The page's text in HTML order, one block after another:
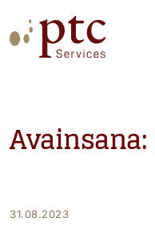
to
content
Avainsana:
31.08.2023